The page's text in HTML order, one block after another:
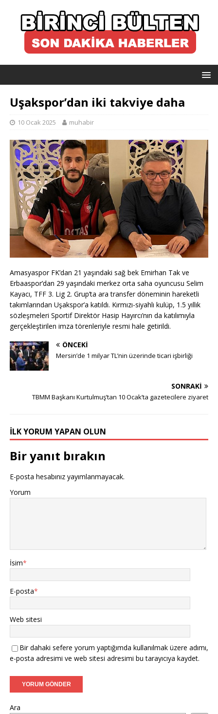
Uşakspor’dan iki takviye daha
10 Ocak 2025 muhabir
Amasyaspor FK’dan 21 yaşındaki sağ bek Emirhan Tak ve
Erbaaspor’dan 29 yaşındaki merkez orta saha oyuncusu Selim
Kayacı, TFF 3. Lig 2. Grup’ta ara transfer döneminin hareketli
takımlarından Uşakspor’a katıldı. Kırmızı-siyahlı kulüp, 1.5 yıllık
sözleşmeleri Sportif Direktör Hasip Hayırcı’nın da katılımıyla
gerçekleştirilen imza törenleriyle resmi hale getirildi.
ÖNCEKI
Mersin’de 1 milyar TL’nin üzerinde ticari işbirliği
SONRAKI
TBMM Başkanı Kurtulmuş’tan 10 Ocak’ta gazetecilere ziyaret
İLK YORUM YAPAN OLUN
Bir yanıt bırakın
E-posta hesabınız yayımlanmayacak.
Yorum
İsim*
E-posta*
Web sitesi
Bir dahaki sefere yorum yaptığımda kullanılmak üzere adımı,
e-posta adresimi ve web sitesi adresimi bu tarayıcıya kaydet.
Ara